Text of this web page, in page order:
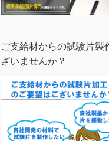
ご支給材からの試験片製
ざいませんか？